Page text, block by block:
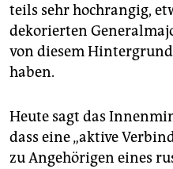
teils sehr hochrangig,
dekorierten
von diesem
haben.
Heute sagt das
dass eine „aktive
zu Angehörigen eines